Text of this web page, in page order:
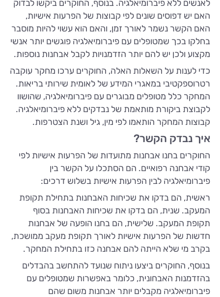
לאנשים ללא פיברומיאלגיה. בנוסף, החוקרים ביקשו לבדוק
האם יש דפוסים שונים לפי קבוצות של הפרעות אישיות,
האם הקשר נשמר לאורך זמן, והאם הוא עשוי להיות מוסבר
בחלקו בכך שמטופלים עם פיברומיאלגיה פוגשים יותר אנשי
מקצוע ולכן יש להם יותר הזדמנויות לקבל אבחנות נוספות.
כדי לענות על השאלות האלה, החוקרים ערכו מחקר עוקבה
רטרוספקטיבי במאגרי המידע של לאומית שירותי בריאות.
המחקר כלל מטופלים מבוגרים עם פיברומיאלגיה, שהושוו
לקבוצת ביקורת מותאמת של נבדקים ללא פיברומיאלגיה.
קבוצות המחקר הותאמו לפי מין, גיל ושנת הצטרפות.
איך נבדק הקשר?
החוקרים בחנו אבחנות מתועדות של הפרעות אישיות לפי
קודי אבחנה רפואיים. הם הסתכלו על הקשר בין
פיברומיאלגיה לבין הפרעות אישיות בשלוש דרכים:
ראשית, הם בדקו את שכיחות האבחנות בתחילת תקופת
המעקב. שנית, הם בדקו את שכיחות האבחנות בסוף
תקופת המעקב. שלישית, הם בחנו הופעה של אבחנות
חדשות של הפרעות אישיות לאורך תקופת מעקב ממושכת,
בקרב מי שלא הייתה להם אבחנה כזו בתחילת המחקר.
בנוסף, החוקרים ביצעו ניתוח שנועד להתחשב בהבדלים
בהזדמנות האבחונית, כלומר באפשרות שמטופלים עם
פיברומיאלגיה מקבלים יותר אבחנות משום שהם